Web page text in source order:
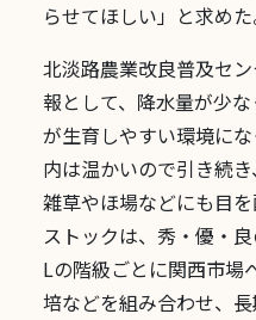
らせてほしい」と求めた
北淡路農業改良普及セ
報として、降水量が少
が生育しやすい環境に
内は温かいので引き続
雑草やほ場などにも目を
ストックは、秀・優・
Lの階級ごとに関西市場
培などを組み合わせ、